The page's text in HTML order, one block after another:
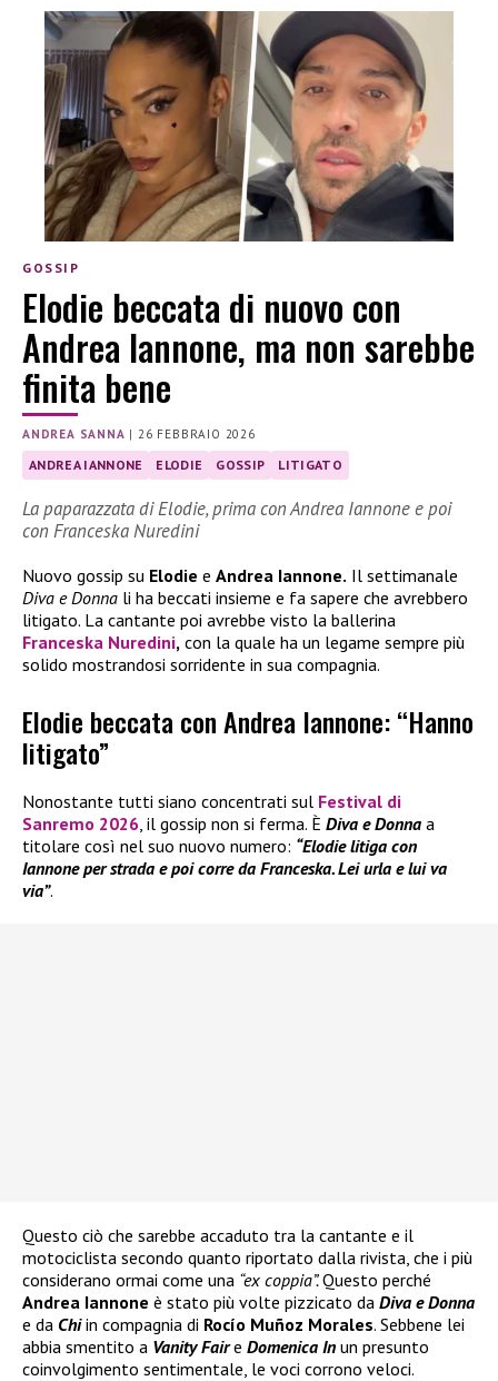
GOSSIP
Elodie beccata di nuovo con
Andrea Iannone, ma non sarebbe
finita bene
ANDREA SANNA | 26 FEBBRAIO 2026
ANDREA IANNONE ELODIE GOSSIP LITIGATO
La paparazzata di Elodie, prima con Andrea Iannone e poi
con Franceska Nuredini
Nuovo gossip su Elodie e Andrea Iannone. Il settimanale
Diva e Donna li ha beccati insieme e fa sapere che avrebbero
litigato. La cantante poi avrebbe visto la ballerina
Franceska Nuredini, con la quale ha un legame sempre più
solido mostrandosi sorridente in sua compagnia.
Elodie beccata con Andrea Iannone: “Hanno
litigato”
Nonostante tutti siano concentrati sul Festival di
Sanremo 2026 , il gossip non si ferma. È Diva e Donna a
titolare così nel suo nuovo numero: “Elodie litiga con
Iannone per strada e poi corre da Franceska. Lei urla e lui va
via”.
Questo ciò che sarebbe accaduto tra la cantante e il
motociclista secondo quanto riportato dalla rivista, che i più
considerano ormai come una “ex coppia”.Questo perché
Andrea Iannone è stato più volte pizzicato da Diva e Donna
e da Chiin compagnia di Rocío Muñoz Morales. Sebbene lei
abbia smentito a Vanity Faire Domenica In un presunto
coinvolgimento sentimentale, le voci corrono veloci.